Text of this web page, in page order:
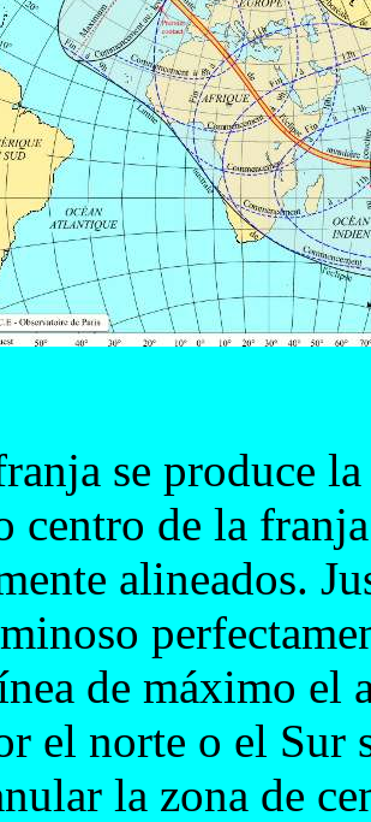
se produce
centro de la
alineados.
de máximo el
el norte o el Sur
la zona de